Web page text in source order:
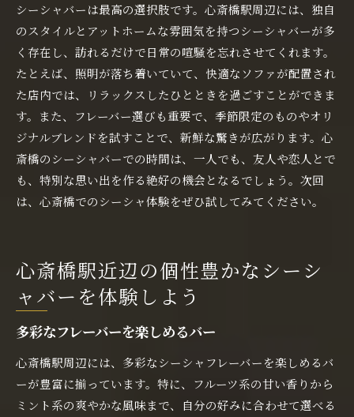
シーシャバーは最高の選択肢です。心斎橋駅周辺には、独自
のスタイルとアットホームな雰囲気を持つシーシャバーが多
く存在し、訪れるだけで日常の喧騒を忘れさせてくれます。
たとえば、照明が落ち着いていて、快適なソファが配置され
た店内では、リラックスしたひとときを過ごすことができま
す。また、フレーバー選びも重要で、季節限定のものやオリ
ジナルブレンドを試すことで、新鮮な驚きが広がります。心
斎橋のシーシャバーでの時間は、一人でも、友人や恋人とで
も、特別な思い出を作る絶好の機会となるでしょう。次回
は、心斎橋でのシーシャ体験をぜひ試してみてください。
心斎橋駅近辺の個性豊かなシーシ
ャバーを体験しよう
多彩なフレーバーを楽しめるバー
心斎橋駅周辺には、多彩なシーシャフレーバーを楽しめるバ
ーが豊富に揃っています。特に、フルーツ系の甘い香りから
ミント系の爽やかな風味まで、自分の好みに合わせて選べる